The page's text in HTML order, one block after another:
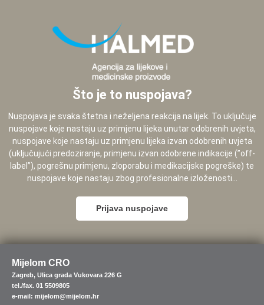
Što je to nuspojava?
Nuspojava je svaka štetna i neželjena reakcija na lijek. To uključuje
nuspojave koje nastaju uz primjenu lijeka unutar odobrenih uvjeta,
nuspojave koje nastaju uz primjenu lijeka izvan odobrenih uvjeta
(uključujući predoziranje, primjenu izvan odobrene indikacije (”off-
label”), pogrešnu primjenu, zloporabu i medikacijske pogreške) te
nuspojave koje nastaju zbog profesionalne izloženosti...
Prijava nuspojave
Mijelom CRO
Zagreb, Ulica grada Vukovara 226 G
tel./fax. 01 5509805
e-mail: mijelom@mijelom.hr